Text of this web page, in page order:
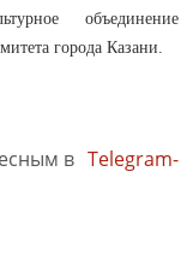
объединение
города Казани.
в Telegram-